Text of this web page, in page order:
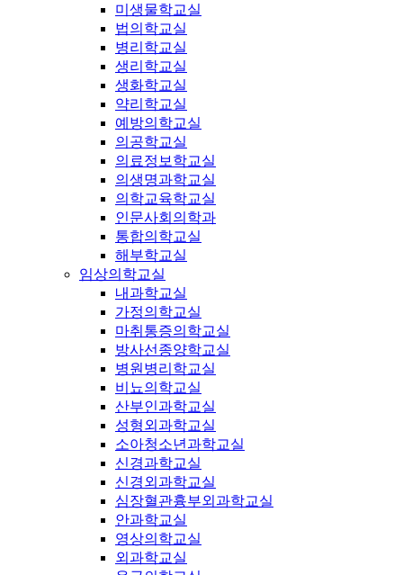
미생물학교실
법의학교실
병리학교실
생리학교실
생화학교실
약리학교실
예방의학교실
의공학교실
의료정보학교실
의생명과학교실
의학교육학교실
인문사회의학과
통합의학교실
해부학교실
임상의학교실
내과학교실
가정의학교실
마취통증의학교실
방사선종양학교실
병원병리학교실
비뇨의학교실
산부인과학교실
성형외과학교실
소아청소년과학교실
신경과학교실
신경외과학교실
심장혈관흉부외과학교실
안과학교실
영상의학교실
외과학교실